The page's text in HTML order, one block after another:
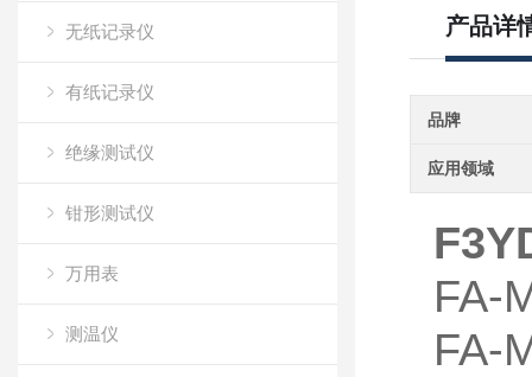
无纸记录仪
有纸记录仪
绝缘测试仪
钳形测试仪
万用表
测温仪
产品详
品牌
应用领域
FA-
FA-